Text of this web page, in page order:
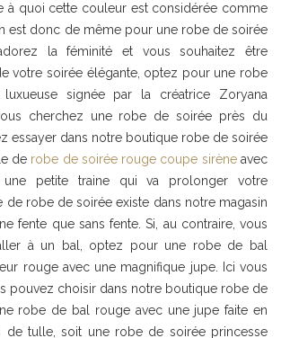
à quoi cette couleur est considérée comme
est donc de même pour une robe de soirée
la féminité et vous souhaitez être
votre soirée élégante, optez pour une robe
signée par la créatrice Zoryana
cherchez une robe de soirée près du
essayer dans notre boutique robe de soirée
de robe de soirée rouge coupe sirèneavec
petite traine qui va prolonger votre
de robe de soirée existe dans notre magasin
fente que sans fente. Si, au contraire, vous
à un bal, optez pour une robe de bal
rouge avec une magnifique jupe. Ici vous
pouvez choisir dans notre boutique robe de
robe de bal rouge avec une jupe faite en
de tulle, soit une robe de soirée princesse